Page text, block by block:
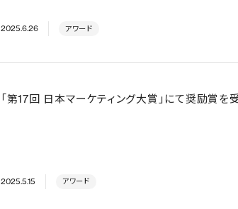
2025.6.26 アワード
「第17回 日本マーケティング大賞」にて奨励賞を
2025.5.15 アワード